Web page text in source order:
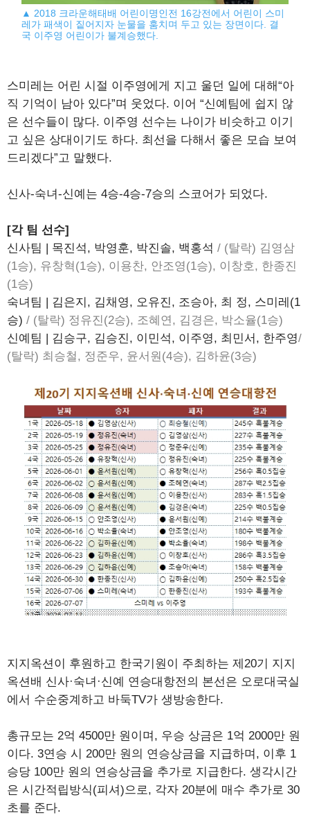
▲ 2018 크라운해태배 어린이명인전 16강전에서 어린이 스미
레가 패색이 짙어지자 눈물을 훔치며 두고 있는 장면이다. 결
국 이주영 어린이가 불계승했다.
스미레는 어린 시절 이주영에게 지고 울던 일에 대해“아
직 기억이 남아 있다”며 웃었다. 이어 “신예팀에 쉽지 않
은 선수들이 많다. 이주영 선수는 나이가 비슷하고 이기
고 싶은 상대이기도 하다. 최선을 다해서 좋은 모습 보여
드리겠다”고 말했다.
신사-숙녀-신예는 4승-4승-7승의 스코어가 되었다.
[각 팀 선수]
신사팀 | 목진석, 박영훈, 박진솔, 백홍석 / (탈락) 김영삼
(1승), 유창혁(1승), 이용찬, 안조영(1승), 이창호, 한종진
(1승)
숙녀팀 | 김은지, 김채영, 오유진, 조승아, 최 정, 스미레(1
승) / (탈락) 정유진(2승), 조혜연, 김경은, 박소율(1승)
신예팀 | 김승구, 김승진, 이민석, 이주영, 최민서, 한주영/
(탈락) 최승철, 정준우, 윤서원(4승), 김하윤(3승)
지지옥션이 후원하고 한국기원이 주최하는 제20기 지지
옥션배 신사·숙녀·신예 연승대항전의 본선은 오로대국실
에서 수순중계하고 바둑TV가 생방송한다.
총규모는 2억 4500만 원이며, 우승 상금은 1억 2000만 원
이다. 3연승 시 200만 원의 연승상금을 지급하며, 이후 1
승당 100만 원의 연승상금을 추가로 지급한다. 생각시간
은 시간적립방식(피셔)으로, 각자 20분에 매수 추가로 30
초를 준다.